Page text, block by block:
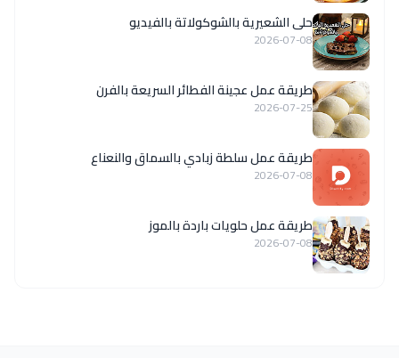
حلى الشعيرية بالشوكولاتة بالفيديو
2026-07-08
طريقة عمل عجينة الفطائر السريعة بالفرن
2026-07-25
طريقة عمل سلطة زبادي بالسماق والنعناع
2026-07-08
طريقة عمل حلويات باردة بالموز
2026-07-08